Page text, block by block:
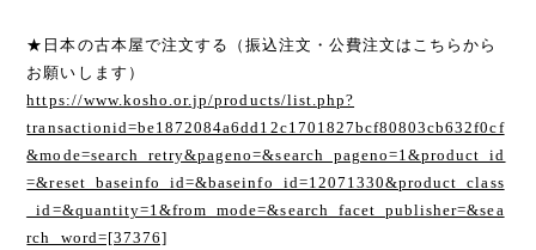
★日本の古本屋で注文する（振込注文・公費注文はこちらから
お願いします）
https://www.kosho.or.jp/products/list.php?
transactionid=be1872084a6dd12c1701827bcf80803cb632f0cf
&mode=search_retry&pageno=&search_pageno=1&product_id
=&reset_baseinfo_id=&baseinfo_id=12071330&product_class
_id=&quantity=1&from_mode=&search_facet_publisher=&sea
rch_word=[37376]